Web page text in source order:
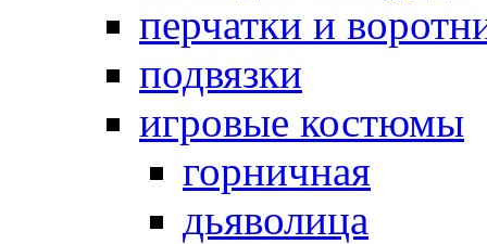
перчатки и
подвязки
игровые костюмы
горничная
дьяволица